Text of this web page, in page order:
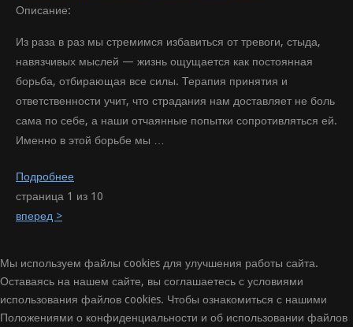
Описание:
Из раза в раз мы стремимся избавиться от тревоги, стыда,
навязчивых мыслей — жизнь ощущается как постоянная
борьба, отбирающая все силы. Терапия принятия и
ответственности учит, что страдания нам доставляет не боль
сама по себе, а наши отчаянные попытки сопротивляться ей.
Именно в этой борьбе мы …
Подробнее
страница 1 из 10
вперед >
Мы используем файлы cookies для улучшения работы сайта.
Оставаясь на нашем сайте, вы соглашаетесь с условиями
использования файлов cookies. Чтобы ознакомиться с нашими
Положениями о конфиденциальности и об использовании файлов